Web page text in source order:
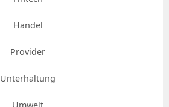
Handel
Provider
Unterhaltung
Umwelt